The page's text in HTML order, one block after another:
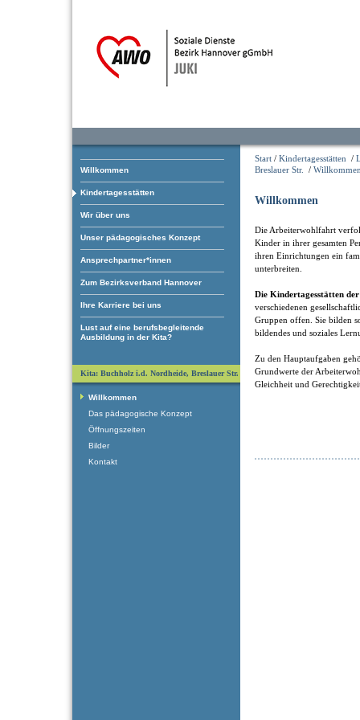
Willkommen
Kindertagesstätten
Wir über uns
Unser pädagogisches Konzept
Ansprechpartner*innen
Zum Bezirksverband Hannover
Ihre Karriere bei uns
Lust auf eine berufsbegleitende
Ausbildung in der Kita?
Start / Kindertagesstätten /
Breslauer Str.
/
Willkommen
Die Arbeiterwohlfahrt
Kinder in ihrer gesamten
ihren Einrichtungen ein
unterbreiten.
Die Kindertagesstätten
verschiedenen
Gruppen offen. Sie bilden
bildendes und soziales
Zu den Hauptaufgaben
Grundwerte der
Gleichheit und
Kita: Buchholz i.d. Nordheide, Breslauer Str.
Willkommen
Das pädagogische Konzept
Öffnungszeiten
Bilder
Kontakt